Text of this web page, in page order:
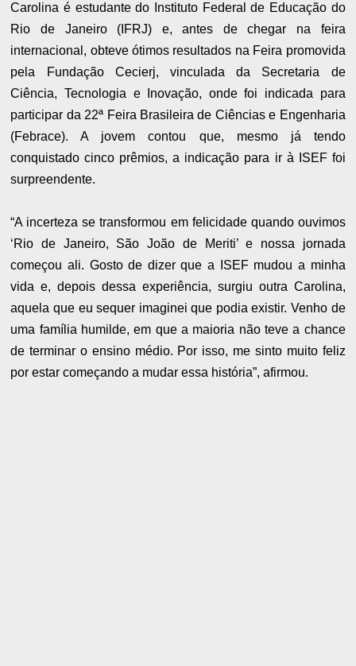
Carolina é estudante do Instituto Federal de Educação do
Rio de Janeiro (IFRJ) e, antes de chegar na feira
internacional, obteve ótimos resultados na Feira promovida
pela Fundação Cecierj, vinculada da Secretaria de
Ciência, Tecnologia e Inovação, onde foi indicada para
participar da 22ª Feira Brasileira de Ciências e Engenharia
(Febrace). A jovem contou que, mesmo já tendo
conquistado cinco prêmios, a indicação para ir à ISEF foi
surpreendente.
“A incerteza se transformou em felicidade quando ouvimos
‘Rio de Janeiro, São João de Meriti’ e nossa jornada
começou ali. Gosto de dizer que a ISEF mudou a minha
vida e, depois dessa experiência, surgiu outra Carolina,
aquela que eu sequer imaginei que podia existir. Venho de
uma família humilde, em que a maioria não teve a chance
de terminar o ensino médio. Por isso, me sinto muito feliz
por estar começando a mudar essa história”, afirmou.